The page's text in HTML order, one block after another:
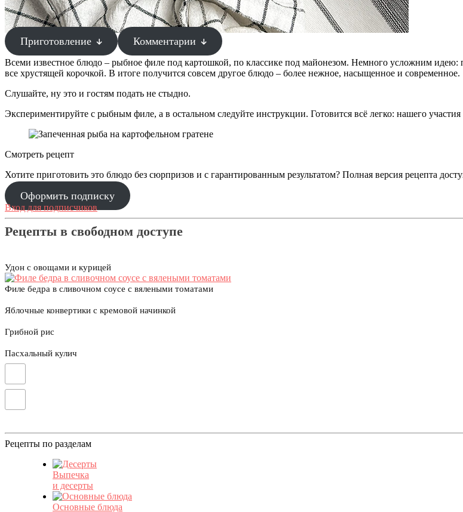
Приготовление Комментарии
Всеми известное блюдо – рыбное филе под картошкой, по классике под майонезом. Немного усложним
все хрустящей корочкой. В итоге получится совсем другое блюдо – более нежное, насыщенное и современное.
Слушайте, ну это и гостям подать не стыдно.
Экспериментируйте с рыбным филе, а в остальном следуйте инструкции. Готовится всё легко: нашего участия
Смотреть рецепт
Хотите приготовить это блюдо без сюрпризов и с гарантированным результатом? Полная версия рецепта
Оформить подписку
Вход для подписчиков
Рецепты в свободном доступе
Удон с овощами и курицей
Филе бедра в сливочном соусе с вялеными томатами
Яблочные конвертики с кремовой начинкой
Грибной рис
Пасхальный кулич
Рецепты по разделам
Выпечка
и десерты
Основные блюда